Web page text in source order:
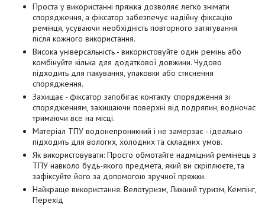
Проста у використанні пряжка дозволяє легко знімати
спорядження, а фіксатор забезпечує надійну фіксацію
ремінця, усуваючи необхідність повторного затягування
після кожного використання.
Висока універсальність - використовуйте один ремінь або
комбінуйте кілька для додаткової довжини. Чудово
підходить для пакування, упаковки або стиснення
спорядження.
Захищає - фіксатор запобігає контакту спорядження зі
спорядженням, захищаючи поверхні від подряпин, водночас
тримаючи все на місці.
Матеріал ТПУ водонепроникний і не замерзає - ідеально
підходить для вологих, холодних та складних умов.
Як використовувати: Просто обмотайте надміцний ремінець з
ТПУ навколо будь-якого предмета, який ви скріплюєте, та
зафіксуйте його за допомогою зручної пряжки.
Найкраще використання: Велотуризм, Лижний туризм, Кемпінг,
Перехід